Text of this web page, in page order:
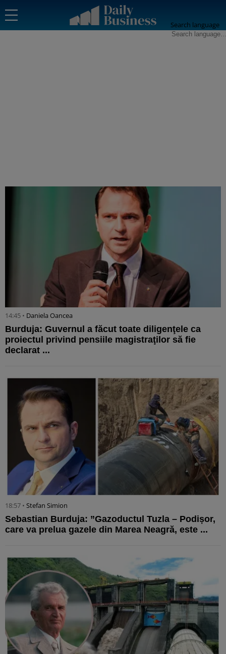
Search language
14:45 • Daniela Oancea
Burduja: Guvernul a făcut toate diligenţele ca
proiectul privind pensiile magistraţilor să fie
declarat ...
18:57 • Stefan Simion
Sebastian Burduja: ”Gazoductul Tuzla – Podișor,
care va prelua gazele din Marea Neagră, este ...